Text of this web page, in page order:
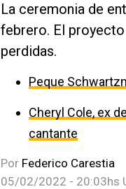
La ceremonia de
febrero. El
perdidas.
Peque
Cheryl Cole, ex
cantante
Por Federico Carestia
05/02/2022 - 20:03hs